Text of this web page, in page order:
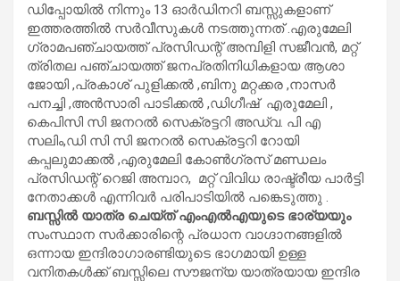
ഡിപ്പോയില്‍ നിന്നും 13 ഓര്‍ഡിനറി ബസ്സുകളാണ്
ഇത്തരത്തില്‍ സര്‍വീസുകള്‍ നടത്തുന്നത് .എരുമേലി
ഗ്രാമപഞ്ചായത്ത് പ്രസിഡന്റ് അമ്പിളി സജീവന്‍, മറ്റ്
ത്രിതല പഞ്ചായത്ത് ജനപ്രതിനിധികളായ ആശാ
ജോയി ,പ്രകാശ് പുളിക്കൽ ,ബിനു മറ്റക്കര ,നാസർ
പനച്ചി ,അൻസാരി പാടിക്കൽ ,ഡിഗീഷ് എരുമേലി ,
കെപിസി സി ജനറല്‍ സെക്രട്ടറി അഡ്വ. പി എ
സലിം,ഡി സി സി ജനറൽ സെക്രട്ടറി റോയി
കപ്പലുമാക്കൽ ,എരുമേലി കോണ്‍ഗ്രസ് മണ്ഡലം
പ്രസിഡന്റ് റെജി അമ്പാറ, മറ്റ് വിവിധ രാഷ്ട്രീയ പാര്‍ട്ടി
നേതാക്കള്‍ എന്നിവര്‍ പരിപാടിയില്‍ പങ്കെടുത്തു .
ബസ്സില്‍ യാത്ര ചെയ്ത് എംഎല്‍എയുടെ ഭാര്യയും
സംസ്ഥാന സര്‍ക്കാരിന്റെ പ്രധാന വാഗ്ദാനങ്ങളില്‍
ഒന്നായ ഇന്ദിരാഗാരണ്ടിയുടെ ഭാഗമായി ഉള്ള
വനിതകള്‍ക്ക് ബസ്സിലെ സൗജന്യ യാത്രയായ ഇന്ദിര